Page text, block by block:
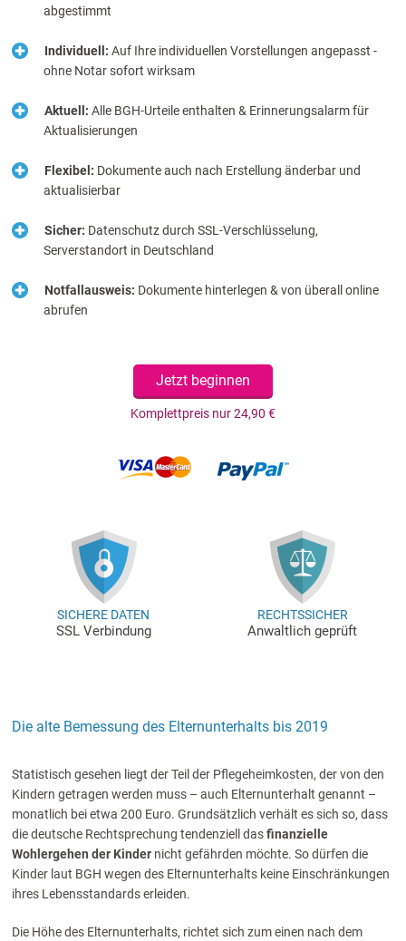
abgestimmt
Individuell: Auf Ihre individuellen Vorstellungen angepasst -
ohne Notar sofort wirksam
Aktuell: Alle BGH-Urteile enthalten & Erinnerungsalarm für
Aktualisierungen
Flexibel: Dokumente auch nach Erstellung änderbar und
aktualisierbar
Sicher: Datenschutz durch SSL-Verschlüsselung,
Serverstandort in Deutschland
Notfallausweis: Dokumente hinterlegen & von überall online
abrufen
Jetzt beginnen
Komplettpreis nur 24,90 €
SICHERE DATEN
SSL Verbindung
RECHTSSICHER
Anwaltlich geprüft
Die alte Bemessung des Elternunterhalts bis 2019
Statistisch gesehen liegt der Teil der Pflegeheimkosten, der von den
Kindern getragen werden muss – auch Elternunterhalt genannt –
monatlich bei etwa 200 Euro. Grundsätzlich verhält es sich so, dass
die deutsche Rechtsprechung tendenziell dasfinanzielle
Wohlergehen der Kindernicht gefährden möchte. So dürfen die
Kinder laut BGH wegen des Elternunterhalts keine Einschränkungen
ihres Lebensstandards erleiden.
Die Höhe des Elternunterhalts, richtet sich zum einen nach dem